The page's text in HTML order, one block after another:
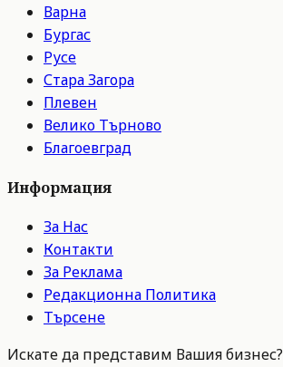
Варна
Бургас
Русе
Стара Загора
Плевен
Велико Търново
Благоевград
Информация
За Нас
Контакти
За Реклама
Редакционна Политика
Търсене
Искате да представим Вашия бизнес?